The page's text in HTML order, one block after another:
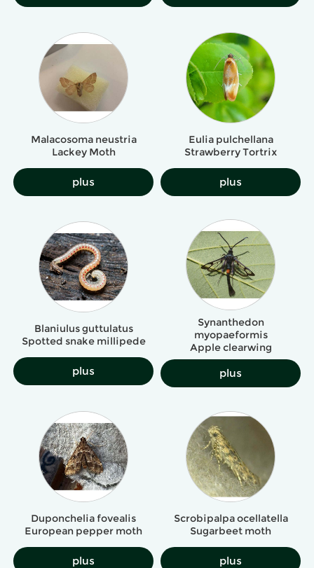
Malacosoma neustria
Lackey Moth
plus
Eulia pulchellana
Strawberry Tortrix
plus
Blaniulus guttulatus
Spotted snake millipede
plus
Synanthedon
myopaeformis
Apple clearwing
plus
Duponchelia fovealis
European pepper moth
plus
Scrobipalpa ocellatella
Sugarbeet moth
plus